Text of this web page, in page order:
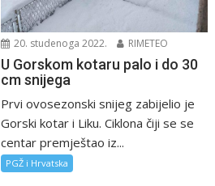
20. studenoga 2022. RIMETEO
U Gorskom kotaru palo i do 30
cm snijega
Prvi ovosezonski snijeg zabijelio je
Gorski kotar i Liku. Ciklona čiji se se
centar premještao iz...
PGŽ i Hrvatska